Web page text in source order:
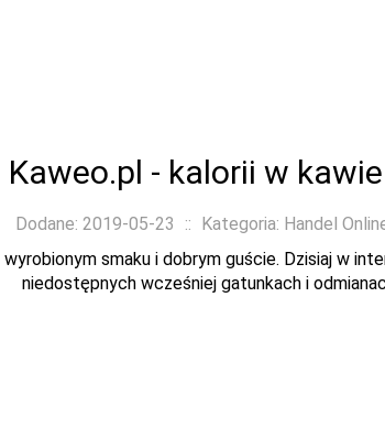
Kaweo.pl - kalorii w
Dodane: 2019-05-23 :: Kategoria: Handel
smaku i dobrym guście. Dzisiaj w
niedostępnych wcześniej gatunkach i